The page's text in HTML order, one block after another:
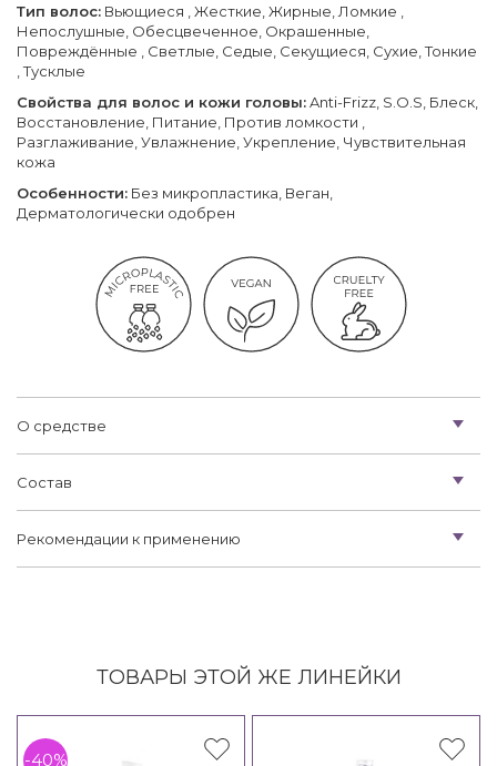
Тип волос: Вьющиеся , Жесткие, Жирные, Ломкие ,
Непослушные, Обесцвеченное, Окрашенные,
Повреждённые , Светлые, Седые, Секущиеся, Сухие, Тонкие
, Тусклые
Свойства для волос и кожи головы:Anti-Frizz, S.O.S, Блеск,
Восстановление, Питание, Против ломкости ,
Разглаживание, Увлажнение, Укрепление, Чувствительная
кожа
Особенности: Без микропластика, Веган,
Дерматологически одобрен
О средстве
Состав
Рекомендации к применению
ТОВАРЫ ЭТОЙ ЖЕ ЛИНЕЙКИ
-40%